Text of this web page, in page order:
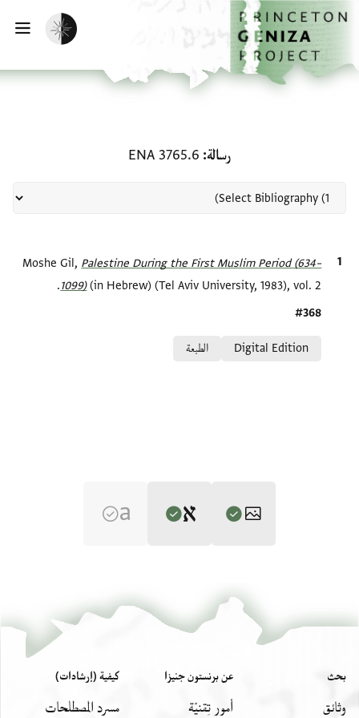
إلى المحتوى الرئيسي
الرئيسية
تفعيل الوضع المظلم
رسالة ENA 3765.6
الاقتباس المرجعي Moshe Gil,Palestine During the First Muslim Period (634–
1099)‎(in Hebrew) (Tel Aviv University, 1983), vol. 2.
Location in source
#368
Digital Edition
الطبعة
Palestine During the First Muslim Period (634–1099)‎
Hebrew) (Tel Aviv University, 1983), vol. 2.
ויטריחו עלינו בשאילותם אבל נעשה אנו כפי היכולת
להשיב דברים טובים ולהעביר העתים ולחתך הזמנים
ENA 3765.6 2 تكبير و تدوير
بحث
وثائق
عن برنستون جنيزا
أمور تِقنيّة
كيفية (إرشادات)
مسرد المصطلحات